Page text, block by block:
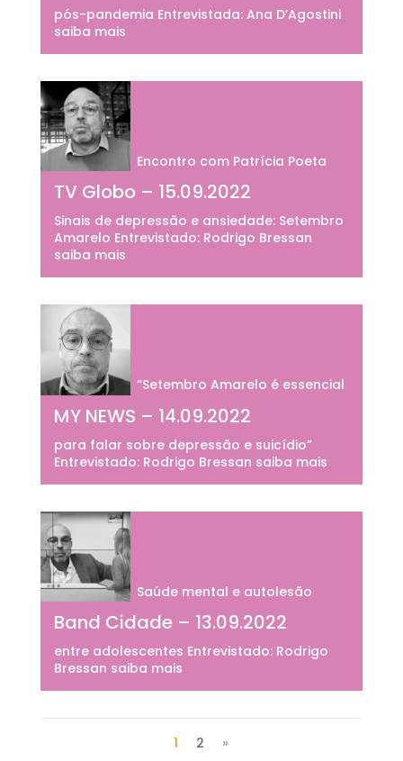
pós-pandemia Entrevistada: Ana D’Agostini
saiba mais
TV Globo – 15.09.2022
Encontro com Patrícia Poeta
Sinais de depressão e ansiedade: Setembro
Amarelo Entrevistado: Rodrigo Bressan
saiba mais
MY NEWS – 14.09.2022
“Setembro Amarelo é essencial
para falar sobre depressão e suicídio”
Entrevistado: Rodrigo Bressan saiba mais
Band Cidade – 13.09.2022
Saúde mental e autolesão
entre adolescentes Entrevistado: Rodrigo
Bressan saiba mais
1 2 »